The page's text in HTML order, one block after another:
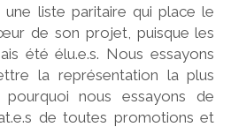
une liste paritaire qui place le
de son projet, puisque les
été élu.e.s. Nous essayons
la représentation la plus
pourquoi nous essayons de
de toutes promotions et